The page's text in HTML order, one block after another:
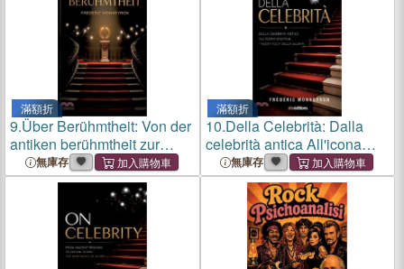
John Lennon, Amy Wi
滿額折
9.Über Berühmtheit: Von der
antiken berühmtheit zur
digitalen ikone. Die neuen
gesichter des ruhms
無庫存
滿額折
10.Della Celebrità: Dalla
celebrità antica All'icona
digitale. I nuovi volti della
gloria.
無庫存